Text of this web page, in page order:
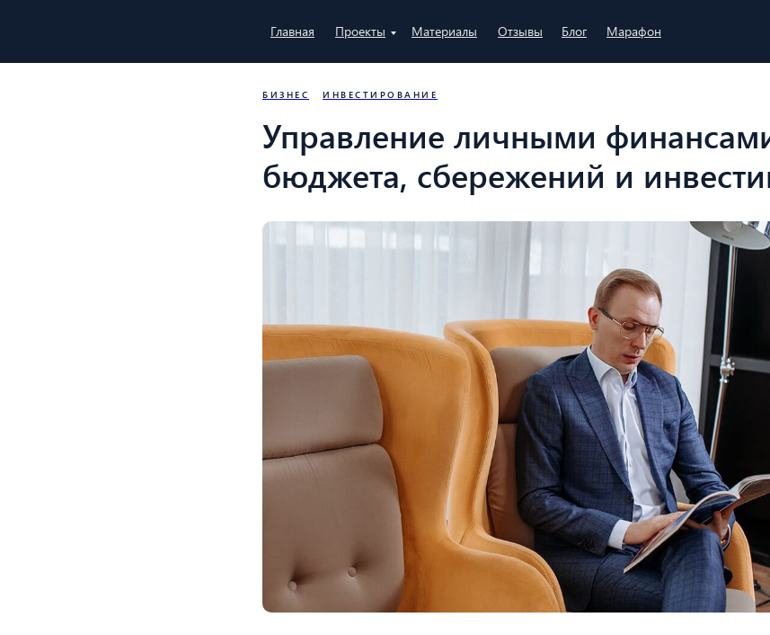
Главная Материалы Отзывы Блог Марафон
Проекты
БИЗНЕС ИНВЕСТИРОВАНИЕ
Управление личными
бюджета, сбережений и